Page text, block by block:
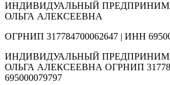
ИНДИВИДУАЛЬНЫЙ
ОЛЬГА АЛЕКСЕЕВНА
ОГРНИП 317784700062647 | ИНН
ИНДИВИДУАЛЬНЫЙ
ОЛЬГА АЛЕКСЕЕВНА ОГРНИП
695000079797